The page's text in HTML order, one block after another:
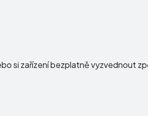
si zařízení bezplatně vyzvednout